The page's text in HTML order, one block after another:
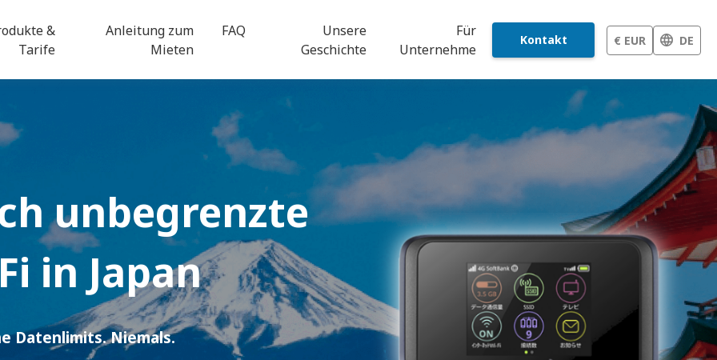
&
Tarife
Anleitung zum
Mieten
FAQ
Unsere
Geschichte
Für
Unternehme
Kontakt € EUR DE
unbegrenzte
in Japan
Datenlimits. Niemals.